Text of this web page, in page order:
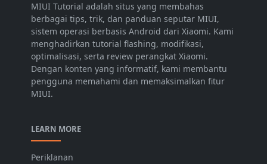
MIUI Tutorial adalah situs yang membahas
berbagai tips, trik, dan panduan seputar MIUI,
sistem operasi berbasis Android dari Xiaomi. Kami
menghadirkan tutorial flashing, modifikasi,
optimalisasi, serta review perangkat Xiaomi.
Dengan konten yang informatif, kami membantu
pengguna memahami dan memaksimalkan fitur
MIUI.
LEARN MORE
Periklanan